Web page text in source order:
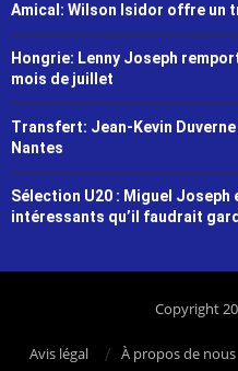
Amical: Wilson Isidor offre un
Hongrie: Lenny Joseph
mois de juillet
Transfert: Jean-Kevin
Nantes
Sélection U20 : Miguel Joseph
intéressants qu’il faudrait
Copyright
Avis légal À propos de nous